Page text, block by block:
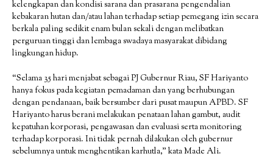
kelengkapan dan kondisi sarana dan prasarana pengendalian
kebakaran hutan dan/atau lahan terhadap setiap pemegang izin secara
berkala paling sedikit enam bulan sekali dengan melibatkan
perguruan tinggi dan lembaga swadaya masyarakat dibidang
lingkungan hidup.
“Selama 35 hari menjabat sebagai PJ Gubernur Riau, SF Hariyanto
hanya fokus pada kegiatan pemadaman dan yang berhubungan
dengan pendanaan, baik bersumber dari pusat maupun APBD. SF
Hariyanto harus berani melakukan penataan lahan gambut, audit
kepatuhan korporasi, pengawasan dan evaluasi serta monitoring
terhadap korporasi. Ini tidak pernah dilakukan oleh gubernur
sebelumnya untuk menghentikan karhutla,” kata Made Ali.